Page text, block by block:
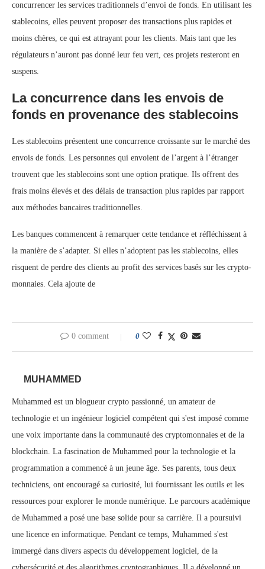
concurrencer les services traditionnels d’envoi de fonds. En utilisant les
stablecoins, elles peuvent proposer des transactions plus rapides et
moins chères, ce qui est attrayant pour les clients. Mais tant que les
régulateurs n’auront pas donné leur feu vert, ces projets resteront en
suspens.
La concurrence dans les envois de
fonds en provenance des stablecoins
Les stablecoins présentent une concurrence croissante sur le marché des
envois de fonds. Les personnes qui envoient de l’argent à l’étranger
trouvent que les stablecoins sont une option pratique. Ils offrent des
frais moins élevés et des délais de transaction plus rapides par rapport
aux méthodes bancaires traditionnelles.
Les banques commencent à remarquer cette tendance et réfléchissent à
la manière de s’adapter. Si elles n’adoptent pas les stablecoins, elles
risquent de perdre des clients au profit des services basés sur les crypto-
monnaies. Cela ajoute de
0 comment 0
MUHAMMED
Muhammed est un blogueur crypto passionné, un amateur de
technologie et un ingénieur logiciel compétent qui s'est imposé comme
une voix importante dans la communauté des cryptomonnaies et de la
blockchain. La fascination de Muhammed pour la technologie et la
programmation a commencé à un jeune âge. Ses parents, tous deux
techniciens, ont encouragé sa curiosité, lui fournissant les outils et les
ressources pour explorer le monde numérique. Le parcours académique
de Muhammed a posé une base solide pour sa carrière. Il a poursuivi
une licence en informatique. Pendant ce temps, Muhammed s'est
immergé dans divers aspects du développement logiciel, de la